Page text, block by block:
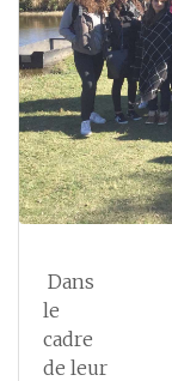
Dans
le
cadre
de leur